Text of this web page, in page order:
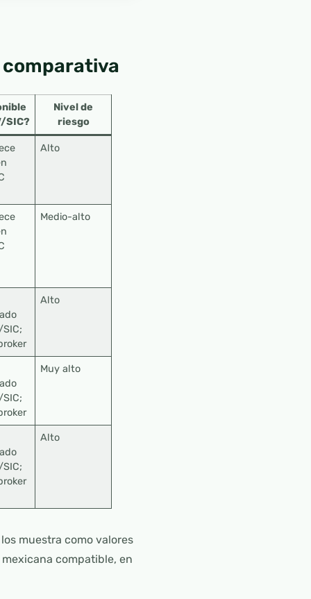
comparativa
SIC?
Nivel de
riesgo
Alto
Medio-alto
SIC;
Alto
SIC;
Muy alto
SIC;
Alto
muestra como valores
compatible, en